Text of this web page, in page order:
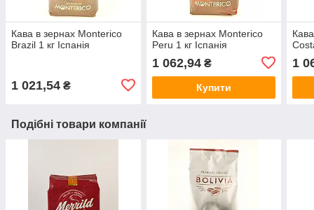
Кава в зернах Monterico
Brazil 1 кг Іспанія
1 021,54 ₴
Кава в зернах Monterico
Peru 1 кг Іспанія
1 062,94₴
Купити
1
Подібні товари компанії